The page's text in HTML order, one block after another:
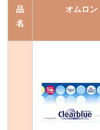
品
名
オムロン